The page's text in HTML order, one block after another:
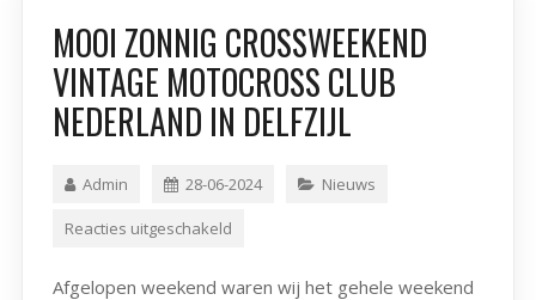
MOOI ZONNIG CROSSWEEKEND
VINTAGE MOTOCROSS CLUB
NEDERLAND IN DELFZIJL
Admin 28-06-2024 Nieuws
Reacties uitgeschakeld
Afgelopen weekend waren wij het gehele weekend